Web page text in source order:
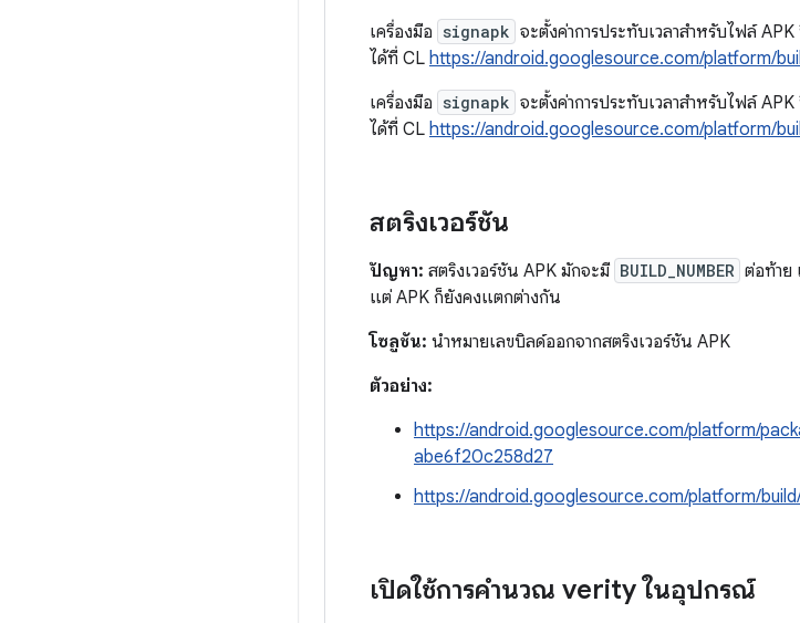
เครื่องมือ signapk จะตั้งค่าการประทับเวลาสำหรับไฟล์
ได้ที่ CL https://android.googlesource.com/platform/
เครื่องมือ signapk จะตั้งค่าการประทับเวลาสำหรับไฟล์
ได้ที่ CL https://android.googlesource.com/platform/
สตริงเวอร์ชัน
ปัญหา: สตริงเวอร์ชัน APK มักจะมี BUILD_NUMBER ต่อท้าย
แต่ APK ก็ยังคงแตกต่างกัน
โซลูชัน: นำหมายเลขบิลด์ออกจากสตริงเวอร์ชัน APK
ตัวอย่าง:
https://android.googlesource.com/platform/
abe6f20c258d27
https://android.googlesource.com/platform/
เปิดใช้การคำนวณ verity ในอุปกรณ์